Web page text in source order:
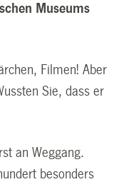
Museums
Filmen! Aber
Sie, dass er
an Weggang.
besonders